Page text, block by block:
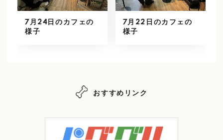
7月24日のカフェの
様子
7月22日のカフェの
様子
おすすめリンク